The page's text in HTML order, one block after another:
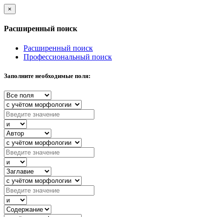
×
Расширенный поиск
Расширенный поиск
Профессиональный поиск
Заполните необходимые поля: